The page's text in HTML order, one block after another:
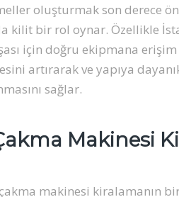
oluşturmak son derece
kilit bir rol oynar. Özellikle
için doğru ekipmana
artırarak ve yapıya
sağlar.
Makinesi
makinesi kiralamanın